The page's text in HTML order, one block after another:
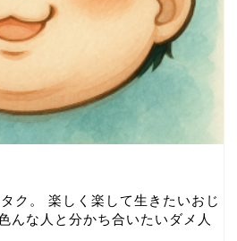
ク。 楽しく楽して生きたいおじ
んな人と分かち合いたいダメ人